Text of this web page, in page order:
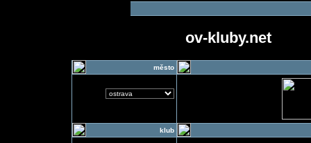
ov-kluby.net
město
klub